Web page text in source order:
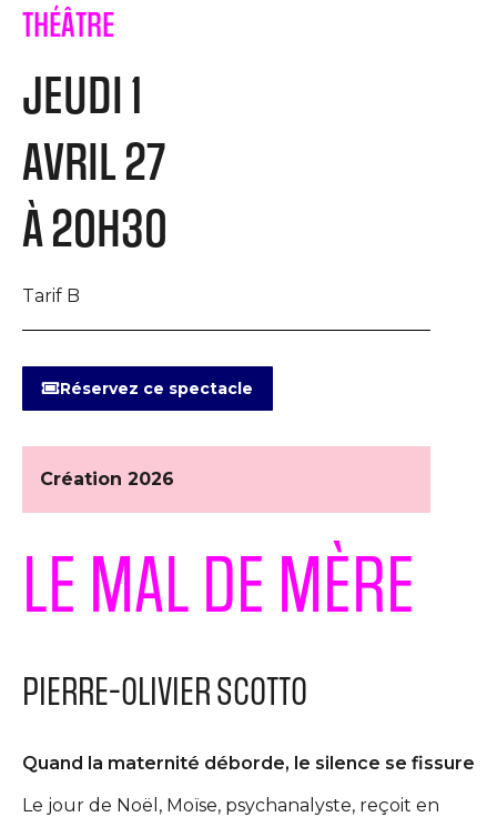
THÉÂTRE
JEUDI 1
AVRIL 27
À 20H30
Tarif B
Réservez ce spectacle
Création 2026
LE MAL DE MÈRE
PIERRE-OLIVIER SCOTTO
Quand la maternité déborde, le silence se fissure
Le jour de Noël, Moïse, psychanalyste, reçoit en